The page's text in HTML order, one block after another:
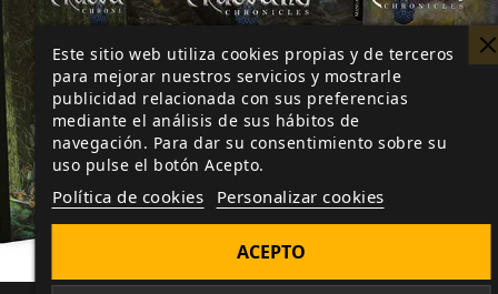
Este sitio web utiliza cookies propias y de terceros
para mejorar nuestros servicios y mostrarle
publicidad relacionada con sus preferencias
mediante el análisis de sus hábitos de
navegación. Para dar su consentimiento sobre su
uso pulse el botón Acepto.
Política de cookies Personalizar cookies
ACEPTO